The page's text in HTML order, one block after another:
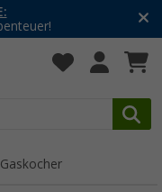
Schuhe
20SSV